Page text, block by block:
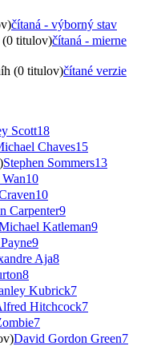
čítaná - výborný stav
(0 titulov)čítaná - mierne
(0 titulov)čítané verzie
Scott18
Chaves15
Stephen Sommers13
Wan10
10
Carpenter9
Katleman9
9
Aja8
8
Kubrick7
Hitchcock7
7
David Gordon Green7